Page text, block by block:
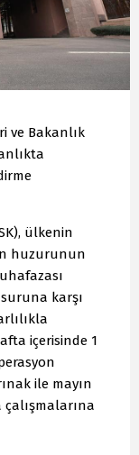
ve Bakanlık
ülkenin
huzurunun
karşı
içerisinde 1
ile mayın
çalışmalarına